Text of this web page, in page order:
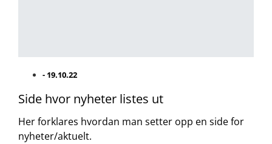
- 19.10.22
Side hvor nyheter listes ut
Her forklares hvordan man setter opp en side for
nyheter/aktuelt.